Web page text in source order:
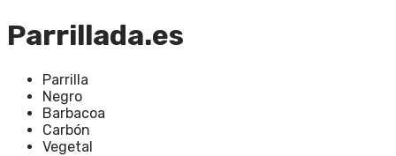
Parrillada.es
Parrilla
Negro
Barbacoa
Carbón
Vegetal